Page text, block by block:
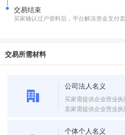
交易结束
买家确认过户资料后，平台解冻资金支付
交易所需材料
公司法人名义
买家需提供企业营业执
卖家需提供企业营业执
个体个人名义